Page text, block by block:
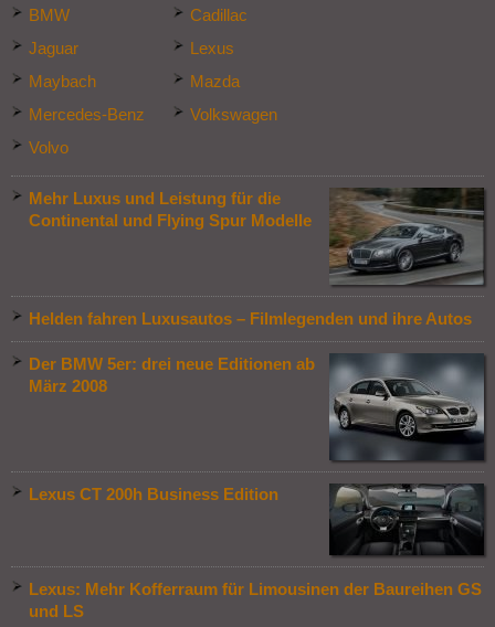
BMW
Cadillac
Jaguar
Lexus
Maybach
Mazda
Mercedes-Benz
Volkswagen
Volvo
Mehr Luxus und Leistung für die
Continental und Flying Spur Modelle
Helden fahren Luxusautos – Filmlegenden und ihre Autos
Der BMW 5er: drei neue Editionen ab
März 2008
Lexus CT 200h Business Edition
Lexus: Mehr Kofferraum für Limousinen der Baureihen GS
und LS